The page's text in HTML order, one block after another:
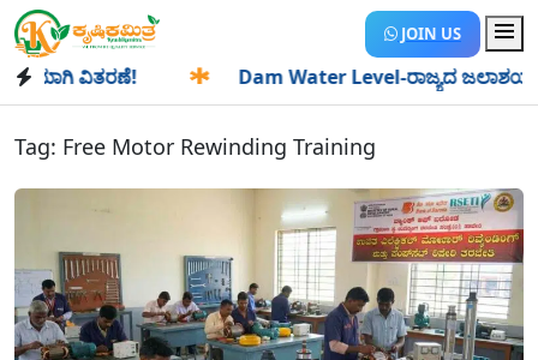
JOIN US
ವಿತರಣೆ! Dam Water Level-ರಾಜ್ಯದ ಜಲಾಶಯಗಳಿಗೆ
Tag: Free Motor Rewinding Training